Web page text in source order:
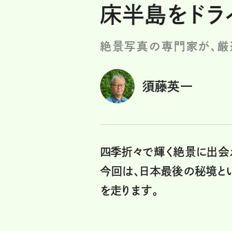
床半島をドラ
絶景写真の専門家が、厳
須藤英一
四季折々で輝く絶景に出会
今回は、日本最後の秘境
を走ります。